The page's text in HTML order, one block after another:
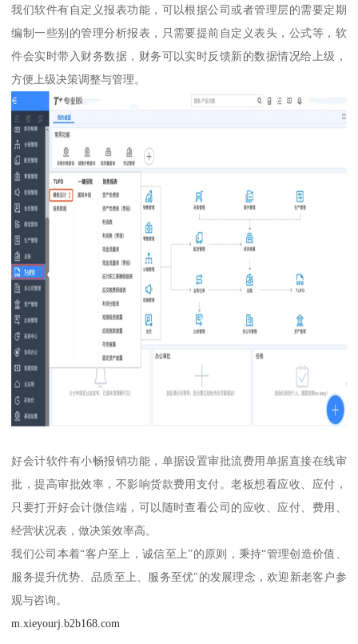
我们软件有自定义报表功能，可以根据公司或者管理层的需要定期
编制一些别的管理分析报表，只需要提前自定义表头，公式等，软
件会实时带入财务数据，财务可以实时反馈新的数据情况给上级，
方便上级决策调整与管理。
好会计软件有小畅报销功能，单据设置审批流费用单据直接在线审
批，提高审批效率，不影响货款费用支付。老板想看应收、应付，
只要打开好会计微信端，可以随时查看公司的应收、应付、费用、
经营状况表，做决策效率高。
我们公司本着“客户至上，诚信至上”的原则，秉持“管理创造价值、
服务提升优势、品质至上、服务至优"的发展理念，欢迎新老客户参
观与咨询。
m.xieyourj.b2b168.com